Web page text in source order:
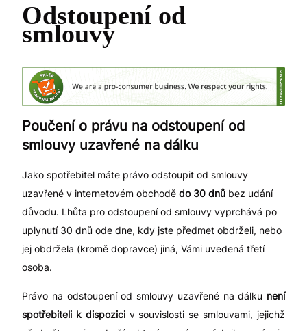
Odstoupení od
smlouvy
Poučení o právu na odstoupení od
smlouvy uzavřené na dálku
Jako spotřebitel máte právo odstoupit od smlouvy
uzavřené v internetovém obchodě do 30 dnů bez udání
důvodu. Lhůta pro odstoupení od smlouvy vyprchává po
uplynutí 30 dnů ode dne, kdy jste předmet obdrželi, nebo
jej obdržela (kromě dopravce) jiná, Vámi uvedená třetí
osoba.
Právo na odstoupení od smlouvy uzavřené na dálku není
spotřebiteli k dispoziciv souvislosti se smlouvami, jejichž